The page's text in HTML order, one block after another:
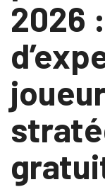
2026